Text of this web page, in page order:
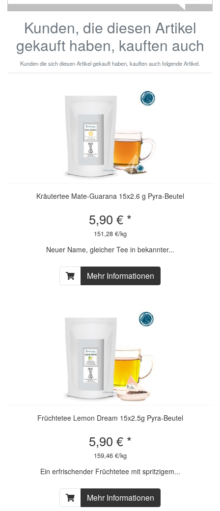
Kunden, die diesen Artikel
gekauft haben, kauften auch
Kunden die sich diesen Artikel gekauft haben, kauften auch folgende Artikel.
Kräutertee Mate-Guarana 15x2.6 g Pyra-Beutel
5,90 € *
151,28 €/kg
Neuer Name, gleicher Tee in bekannter...
Mehr Informationen
Früchtetee Lemon Dream 15x2.5g Pyra-Beutel
5,90 € *
159,46 €/kg
Ein erfrischender Früchtetee mit spritzigem...
Mehr Informationen